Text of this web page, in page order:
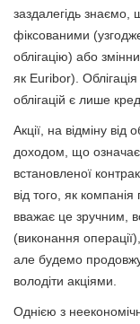
заздалегідь знаємо,
фіксованими
облігацію) або
як Euribor).
облігацій є лише
Акції, на відміну від
доходом, що
встановленої
від того, як
вважає це зручним,
(виконання
але будемо
володіти акціями.
Однією з